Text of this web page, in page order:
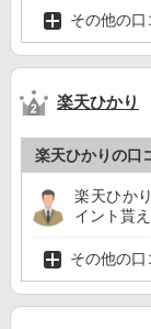
その他の口
楽天ひかり
楽天ひかりの口
楽天ひか
イント貰
その他の口